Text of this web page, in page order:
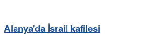
Alanya'da İsrail kafilesi